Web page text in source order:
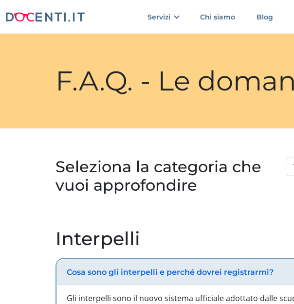
Servizi Chi siamo Blog
F.A.Q. - Le
Seleziona la categoria che
vuoi approfondire
Interpelli
Cosa sono gli interpelli e perché dovrei registrarmi?
Gli interpelli sono il nuovo sistema ufficiale adottato dalle